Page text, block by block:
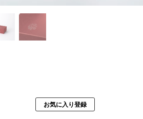
お気に入り登録